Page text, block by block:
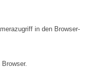
in den Browser-